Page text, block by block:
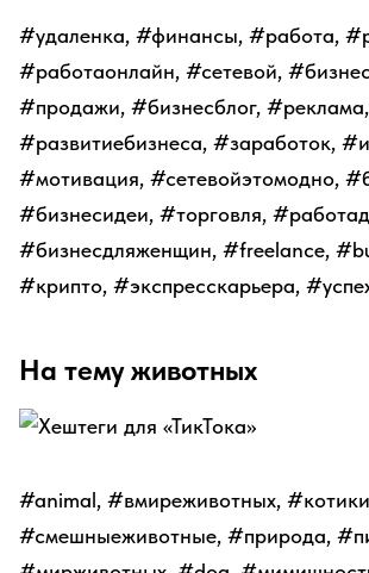
#удаленка, #финансы, #работа,
#работаонлайн, #сетевой,
#продажи, #бизнесблог,
#развитиебизнеса, #заработок,
#мотивация, #сетевойэтомодно,
#бизнесидеи, #торговля,
#бизнесдляженщин, #freelance,
#крипто, #экспресскарьера,
На тему животных
#animal, #вмиреживотных,
#смешныеживотные, #природа,